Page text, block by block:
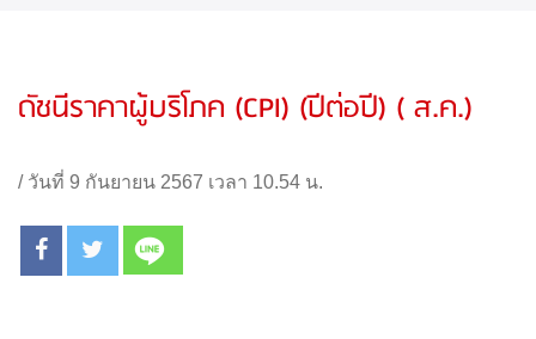
ดัชนีราคาผู้บริโภค (CPI) (ปีต่อปี) ( ส.ค.)
/ วันที่ 9 กันยายน 2567 เวลา 10.54 น.